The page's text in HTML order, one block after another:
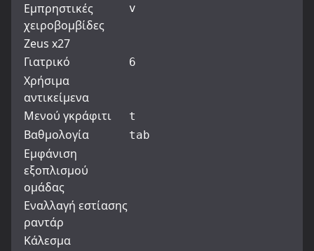
Εμπρηστικές
χειροβομβίδες
v
Zeus x27
Γιατρικό
6
Χρήσιμα
αντικείμενα
Μενού γκράφιτι
t
Βαθμολογία tab
Εμφάνιση
εξοπλισμού
ομάδας
Εναλλαγή εστίασης
ραντάρ
Κάλεσμα